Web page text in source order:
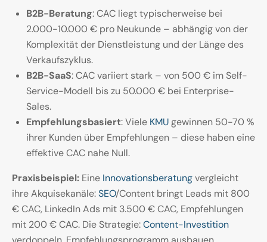
B2B-Beratung: CAC liegt typischerweise bei
2.000-10.000 € pro Neukunde – abhängig von der
Komplexität der Dienstleistung und der Länge des
Verkaufszyklus.
B2B-SaaS: CAC variiert stark – von 500 € im Self-
Service-Modell bis zu 50.000 € bei Enterprise-
Sales.
Empfehlungsbasiert: Viele KMUgewinnen 50-70 %
ihrer Kunden über Empfehlungen – diese haben eine
effektive CAC nahe Null.
Praxisbeispiel: Eine Innovationsberatungvergleicht
ihre Akquisekanäle:SEO/Content bringt Leads mit 800
€ CAC, LinkedIn Ads mit 3.500 € CAC, Empfehlungen
mit 200 € CAC. Die Strategie:Content-Investition